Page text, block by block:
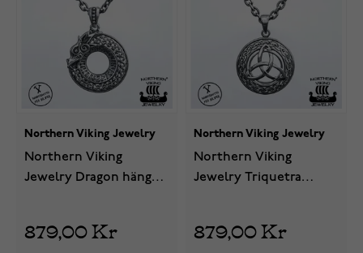
Northern Viking Jewelry
Northern Viking
Jewelry Dragon hänge
879,00 Kr
Northern Viking Jewelry
Northern Viking
Jewelry Triquetra
879,00 Kr